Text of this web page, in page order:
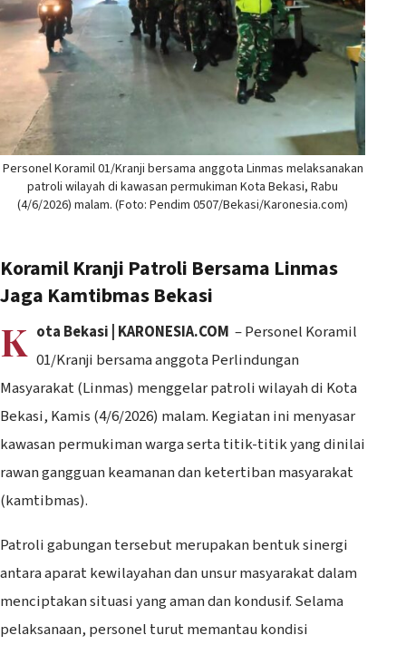
Personel Koramil 01/Kranji bersama anggota Linmas melaksanakan
patroli wilayah di kawasan permukiman Kota Bekasi, Rabu
(4/6/2026) malam. (Foto: Pendim 0507/Bekasi/Karonesia.com)
Koramil Kranji Patroli Bersama Linmas
Jaga Kamtibmas Bekasi
K ota Bekasi | KARONESIA.COM – Personel Koramil
01/Kranji bersama anggota Perlindungan
Masyarakat (Linmas) menggelar patroli wilayah di Kota
Bekasi, Kamis (4/6/2026) malam. Kegiatan ini menyasar
kawasan permukiman warga serta titik-titik yang dinilai
rawan gangguan keamanan dan ketertiban masyarakat
(kamtibmas).
Patroli gabungan tersebut merupakan bentuk sinergi
antara aparat kewilayahan dan unsur masyarakat dalam
menciptakan situasi yang aman dan kondusif. Selama
pelaksanaan, personel turut memantau kondisi